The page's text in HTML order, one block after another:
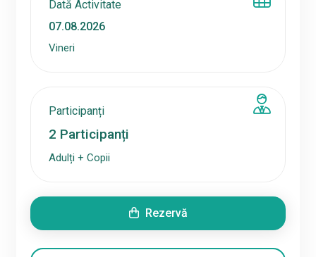
Dată Activitate
Vineri
Participanți
2 Participanți
Adulți + Copii
Rezervă